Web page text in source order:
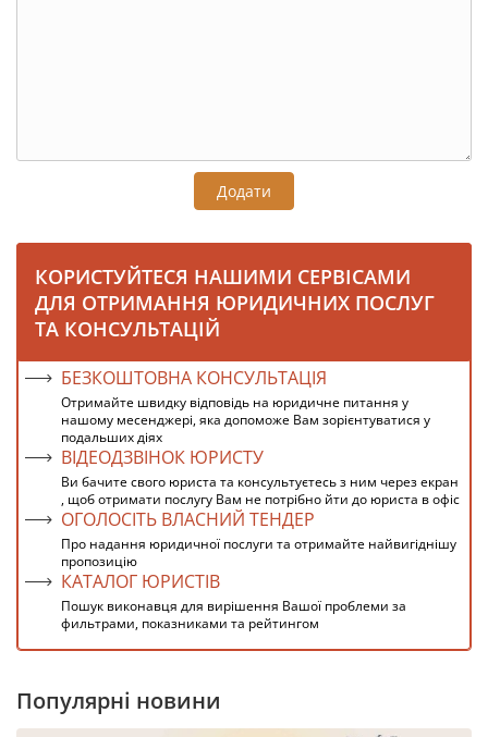
Додати
КОРИСТУЙТЕСЯ НАШИМИ СЕРВІСАМИ
ДЛЯ ОТРИМАННЯ ЮРИДИЧНИХ ПОСЛУГ
ТА КОНСУЛЬТАЦІЙ
БЕЗКОШТОВНА КОНСУЛЬТАЦІЯ
Отримайте швидку відповідь на юридичне питання у
нашому месенджері, яка допоможе Вам зорієнтуватися у
подальших діях
ВІДЕОДЗВІНОК ЮРИСТУ
Ви бачите свого юриста та консультуєтесь з ним через екран
, щоб отримати послугу Вам не потрібно йти до юриста в офіс
ОГОЛОСІТЬ ВЛАСНИЙ ТЕНДЕР
Про надання юридичної послуги та отримайте найвигіднішу
пропозицію
КАТАЛОГ ЮРИСТІВ
Пошук виконавця для вирішення Вашої проблеми за
фильтрами, показниками та рейтингом
Популярні новини